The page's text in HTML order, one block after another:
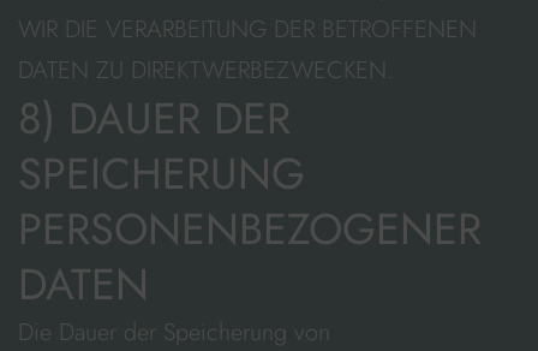
WIR DIE VERARBEITUNG DER BETROFFENEN
DATEN ZU DIREKTWERBEZWECKEN.
8) DAUER DER
SPEICHERUNG
PERSONENBEZOGENER
DATEN
Die Dauer der Speicherung von